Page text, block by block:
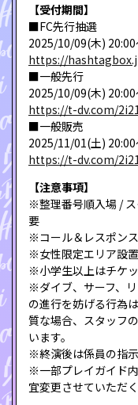
【受付期間】
■FC先行抽選
2025/10/09(木)
https://
■一般先行
2025/10/09(木)
https://t-dv.com/
■一般販売
2025/11/01(土)
https://t-dv.com/
【注意事項】
※整理番号順入場 /
要
※コール＆レスポン
※女性限定エリア設置
※小学生以上はチケ
※ダイブ、サーフ、
の進行を妨げる行為
質な場合、スタッフ
います。
※終演後は係員の指
※一部プレイガイド
宜変更させていただ